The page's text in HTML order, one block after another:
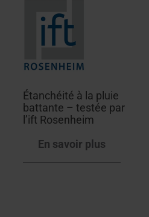
Étanchéité à la pluie
battante – testée par
l’ift Rosenheim
En savoir plus